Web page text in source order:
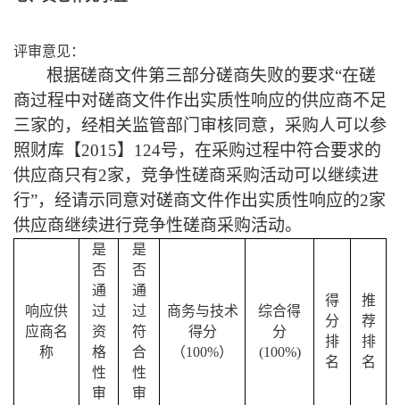
评审意见：
根据磋商文件第三部分磋商失败的要求“在磋
商过程中对磋商文件作出实质性响应的供应商不足
三家的，经相关监管部门审核同意，采购人可以参
照财库【2015】124号，在采购过程中符合要求的
供应商只有2家，竞争性磋商采购活动可以继续进
行”， 经请示同意对磋商文件作出实质性响应的2家
供应商继续进行竞争性磋商采购活动。
响应供
应商名
称
是
否
通
过
资
格
性
审
是
否
通
过
符
合
性
审
商务与技术
得分
（100%）
综合得
分
(100%)
得
分
排
名
推
荐
排
名